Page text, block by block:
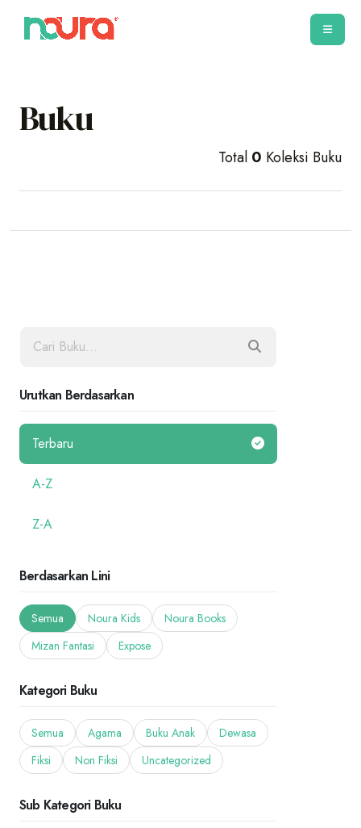
Buku
Total 0 Koleksi Buku
Urutkan Berdasarkan
Terbaru
A-Z
Z-A
Berdasarkan Lini
Semua Noura Kids
Noura Books
Mizan Fantasi
Expose
Kategori Buku
Semua Agama Buku Anak
Dewasa
Fiksi
Non Fiksi Uncategorized
Sub Kategori Buku